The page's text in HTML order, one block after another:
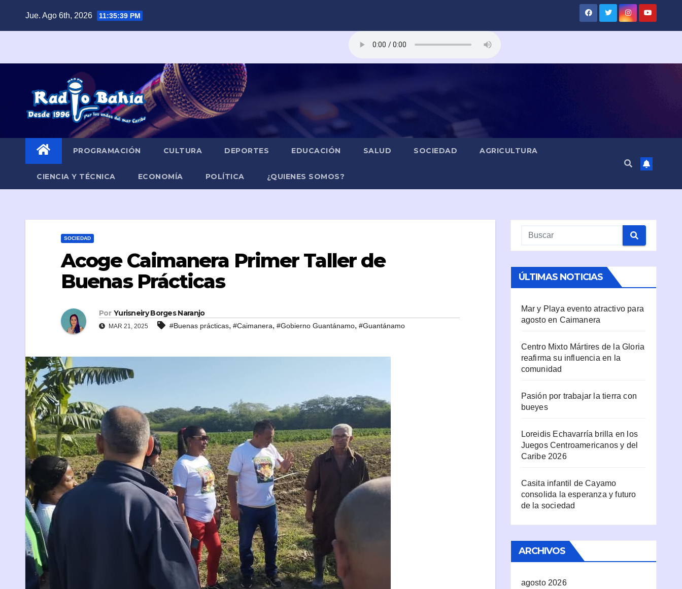
Jue. Ago 6th, 2026 11:35:40 PM
PROGRAMACIÓN CULTURA DEPORTES EDUCACIÓN SALUD SOCIEDAD AGRICULTURA
CIENCIA Y TÉCNICA ECONOMÍA POLÍTICA ¿QUIENES SOMOS?
SOCIEDAD
Acoge Caimanera Primer Taller de
Buenas Prácticas
Por Yurisneiry Borges Naranjo
MAR 21, 2025 #Buenas prácticas, #Caimanera, #Gobierno Guantánamo, #Guantánamo
ÚLTIMAS NOTICIAS
Mar y Playa evento atractivo para
agosto en Caimanera
Centro Mixto Mártires de la Gloria
reafirma su influencia en la
comunidad
Pasión por trabajar la tierra con
bueyes
Loreidis Echavarría brilla en los
Juegos Centroamericanos y del
Caribe 2026
Casita infantil de Cayamo
consolida la esperanza y futuro
de la sociedad
ARCHIVOS
agosto 2026